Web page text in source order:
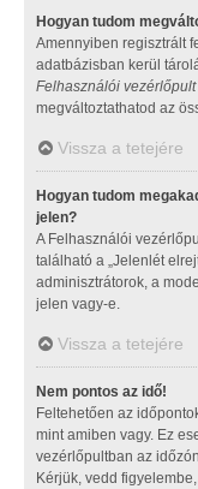
Hogyan tudom
Amennyiben regisztrált
adatbázisban kerül
Felhasználói vezérlőpult
megváltoztathatod az
Vissza a tetejére
Hogyan tudom
jelen?
A Felhasználói
található a „Jelenlét
adminisztrátorok, a
jelen vagy-e.
Vissza a tetejére
Nem pontos az idő!
Feltehetően az
mint amiben vagy. Ez
vezérlőpultban az
Kérjük, vedd